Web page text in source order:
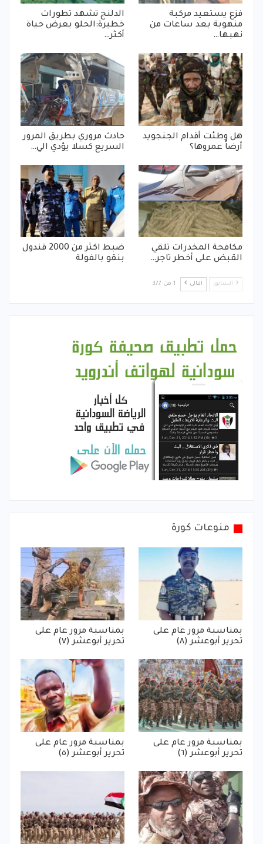
فزع يستعيد مركبة
منهوبة بعد ساعات من
نهبها…
الدلنج تشهد تطورات
خطيرة:الحلو يعرض حياة
أكثر…
هل وطئت أقدام الجنجويد
أرضاً عمروها؟
حادث مروري بطريق المرور
السريع كسلا يؤدي الي…
مكافحة المخدرات تلقي
القبض على أخطر تاجر…
ضبط اكثر من 2000 قندول
بنقو بالفولة
السابق التالي 1 من 377
منوعات كورة
بمناسبة مرور عام على
تحرير أبوعشر (٨)
بمناسبة مرور عام على
تحرير أبوعشر (٧)
بمناسبة مرور عام على
تحرير أبوعشر (٦)
بمناسبة مرور عام على
تحرير أبوعشر (٥)